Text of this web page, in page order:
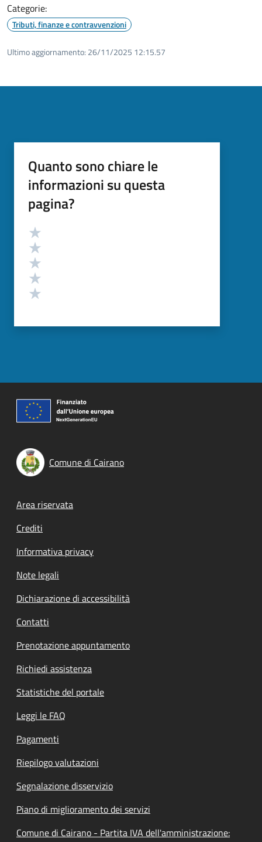
Categorie:
Tributi, finanze e contravvenzioni
Ultimo aggiornamento: 26/11/2025 12:15.57
Quanto sono chiare le
informazioni su questa
pagina?
Valutazione
Comune di Cairano
Footer menu
Area riservata
Crediti
Informativa privacy
Note legali
Dichiarazione di accessibilità
Contatti
Prenotazione appuntamento
Richiedi assistenza
Statistiche del portale
Leggi le FAQ
Pagamenti
Riepilogo valutazioni
Segnalazione disservizio
Piano di miglioramento dei servizi
Comune di Cairano - Partita IVA dell'amministrazione: